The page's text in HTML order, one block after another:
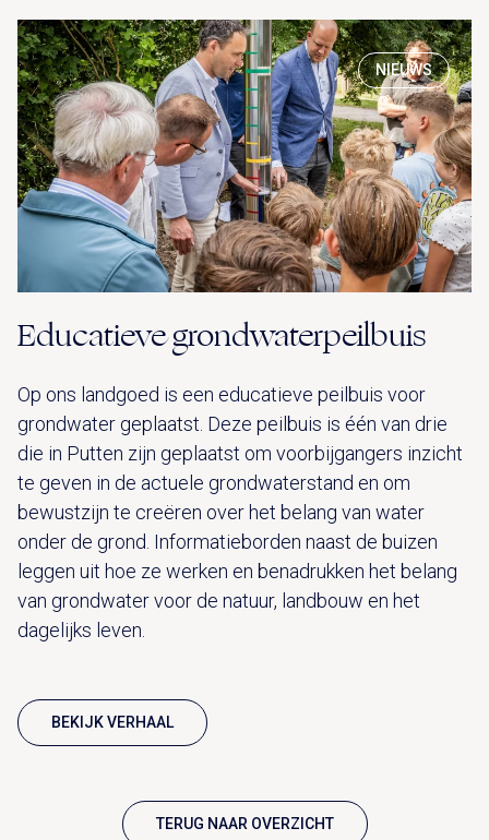
NIEUWS
Educatieve grondwaterpeilbuis
Op ons landgoed is een educatieve peilbuis voor
grondwater geplaatst. Deze peilbuis is één van drie
die in Putten zijn geplaatst om voorbijgangers inzicht
te geven in de actuele grondwaterstand en om
bewustzijn te creëren over het belang van water
onder de grond. Informatieborden naast de buizen
leggen uit hoe ze werken en benadrukken het belang
van grondwater voor de natuur, landbouw en het
dagelijks leven.
BEKIJK VERHAAL
TERUG NAAR OVERZICHT